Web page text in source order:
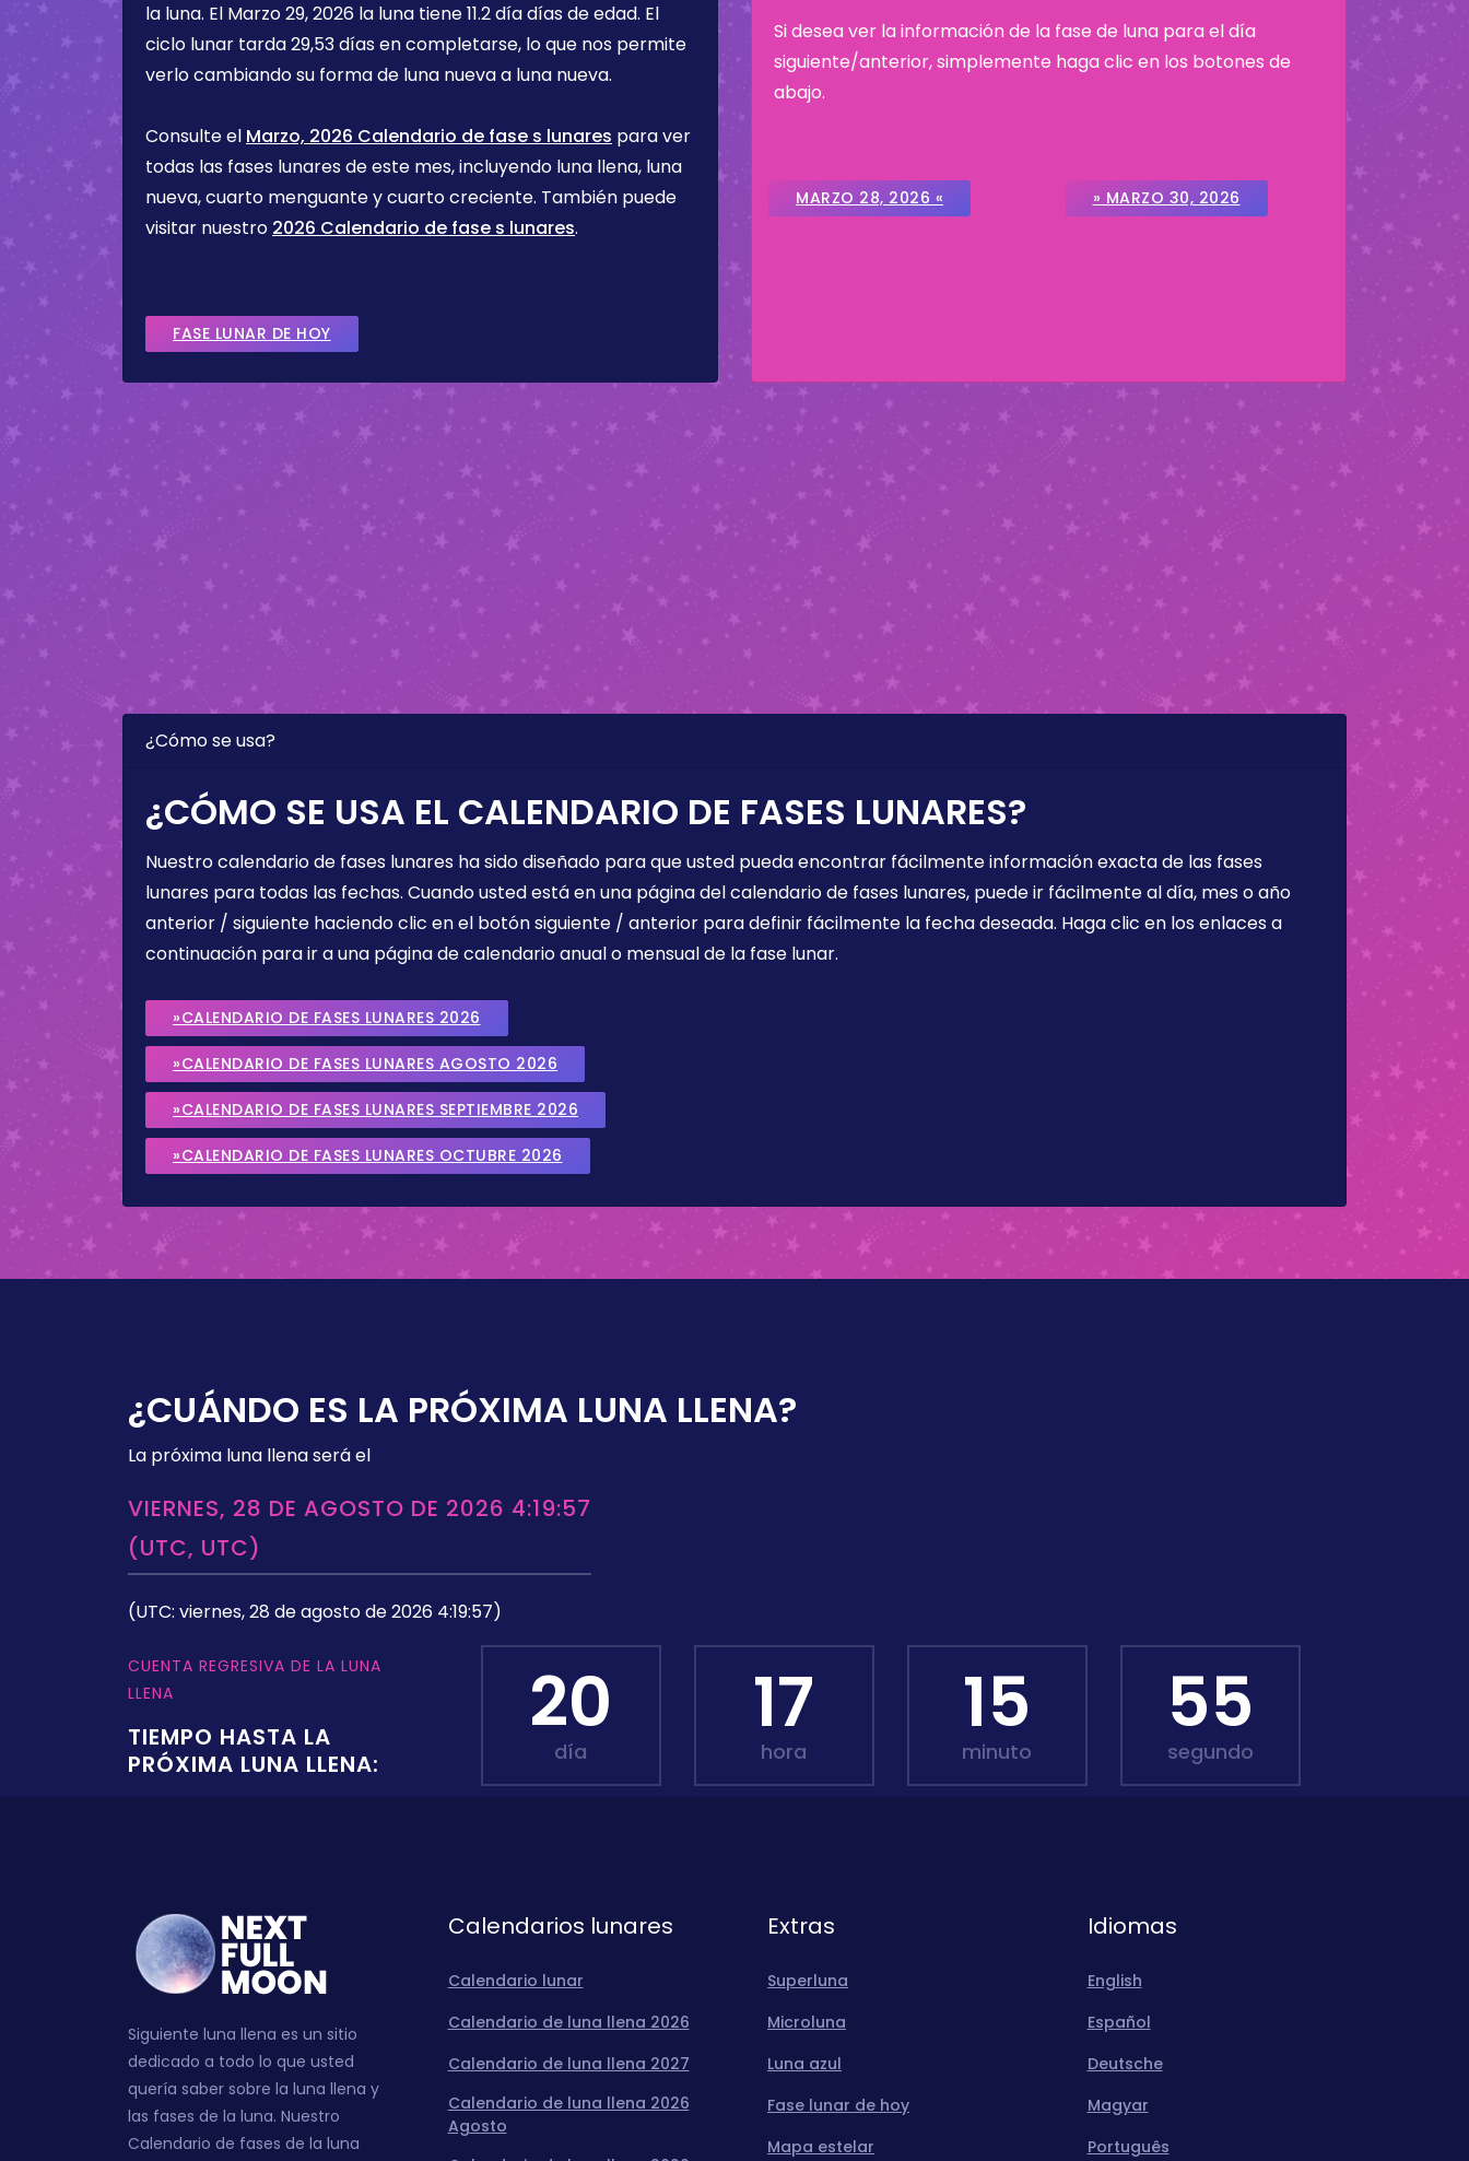
la luna. El Marzo 29, 2026 la luna tiene11.2 díadías de edad. El
ciclo lunar tarda 29,53 días en completarse, lo que nos permite
verlo cambiando su forma de luna nueva a luna nueva.
Consulte el Marzo, 2026 Calendario de fase s lunares para ver
todas las fases lunares de este mes, incluyendo luna llena, luna
nueva, cuarto menguante y cuarto creciente. También puede
visitar nuestro 2026 Calendario de fase s lunares.
FASE LUNAR DE HOY
Si desea ver la información de la fase de luna para el día
siguiente/anterior, simplemente haga clic en los botones de
abajo.
MARZO 28, 2026 « » MARZO 30, 2026
¿Cómo se usa?
¿CÓMO SE USA EL CALENDARIO DE FASES LUNARES?
Nuestro calendario de fases lunares ha sido diseñado para que usted pueda encontrar fácilmente información exacta de las fases
lunares para todas las fechas. Cuando usted está en una página del calendario de fases lunares, puede ir fácilmente al día, mes o año
anterior / siguiente haciendo clic en el botón siguiente / anterior para definir fácilmente la fecha deseada. Haga clic en los enlaces a
continuación para ir a una página de calendario anual o mensual de la fase lunar.
»CALENDARIO DE FASES LUNARES 2026
»CALENDARIO DE FASES LUNARES AGOSTO 2026
»CALENDARIO DE FASES LUNARES SEPTIEMBRE 2026
»CALENDARIO DE FASES LUNARES OCTUBRE 2026
¿CUÁNDO ES LA PRÓXIMA LUNA LLENA?
La próxima luna llena será el
VIERNES, 28 DE AGOSTO DE 2026 4:19:57
(UTC, UTC)
(UTC: viernes, 28 de agosto de 2026 4:19:57)
CUENTA REGRESIVA DE LA LUNA
LLENA
TIEMPO HASTA LA
PRÓXIMA LUNA LLENA:
20
día
17
hora
15
minuto
54
segundo
Siguiente luna llena es un sitio
dedicado a todo lo que usted
quería saber sobre la luna llena y
las fases de la luna. Nuestro
Calendario de fases de la luna
Calendarios lunares
Calendario lunar
Calendario de luna llena 2026
Calendario de luna llena 2027
Calendario de luna llena 2026
Agosto
Extras
Superluna
Microluna
Luna azul
Fase lunar de hoy
Mapa estelar
Idiomas
English
Español
Deutsche
Magyar
Português